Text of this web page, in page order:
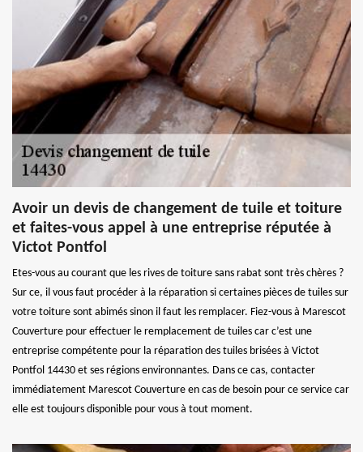
Avoir un devis de changement de tuile et toiture
et faites-vous appel à une entreprise réputée à
Victot Pontfol
Etes-vous au courant que les rives de toiture sans rabat sont très chères ?
Sur ce, il vous faut procéder à la réparation si certaines pièces de tuiles sur
votre toiture sont abimés sinon il faut les remplacer. Fiez-vous à Marescot
Couverture pour effectuer le remplacement de tuiles car c’est une
entreprise compétente pour la réparation des tuiles brisées à Victot
Pontfol 14430 et ses régions environnantes. Dans ce cas, contacter
immédiatement Marescot Couverture en cas de besoin pour ce service car
elle est toujours disponible pour vous à tout moment.